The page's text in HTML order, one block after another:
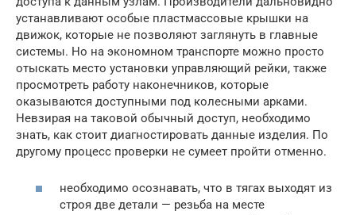
устанавливают особые пластмассовые крышки на
движок, которые не позволяют заглянуть в главные
системы. Но на экономном транспорте можно просто
отыскать место установки управляющий рейки, также
просмотреть работу наконечников, которые
оказываются доступными под колесными арками.
Невзирая на таковой обычный доступ, необходимо
знать, как стоит диагностировать данные изделия. По
другому процесс проверки не сумеет пройти отменно.
необходимо осознавать, что в тягах выходят из
строя две детали — резьба на месте